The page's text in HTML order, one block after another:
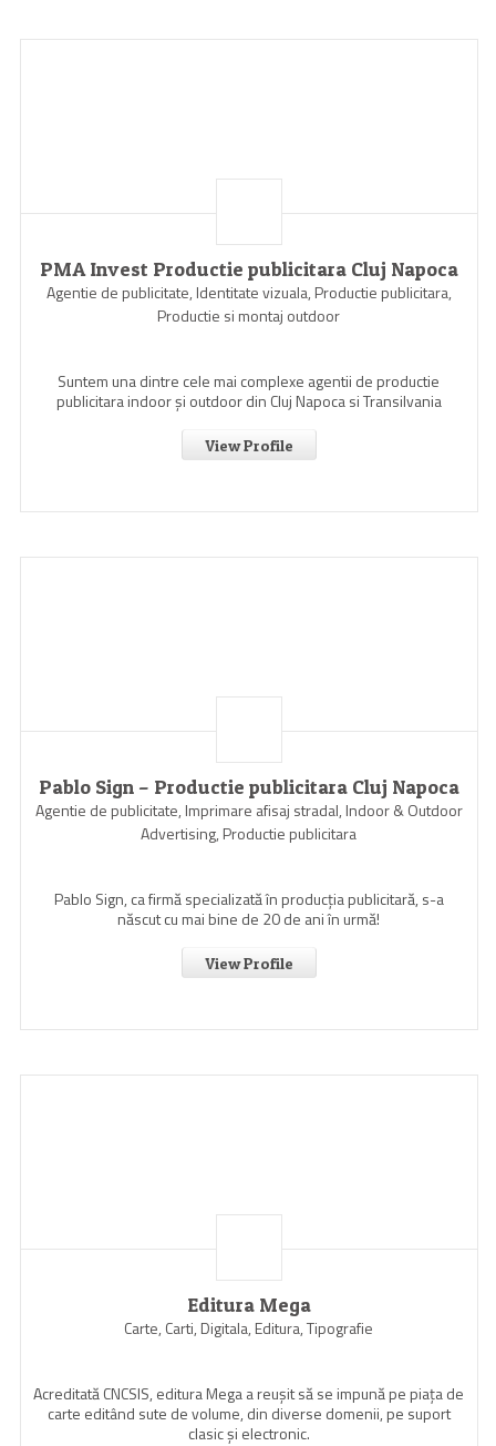
PMA Invest Productie publicitara Cluj Napoca
Agentie de publicitate, Identitate vizuala, Productie publicitara,
Productie si montaj outdoor
Suntem una dintre cele mai complexe agentii de productie
publicitara indoor şi outdoor din Cluj Napoca si Transilvania
View Profile
Pablo Sign – Productie publicitara Cluj Napoca
Agentie de publicitate, Imprimare afisaj stradal, Indoor & Outdoor
Advertising, Productie publicitara
Pablo Sign, ca firmă specializată în producția publicitară, s-a
născut cu mai bine de 20 de ani în urmă!
View Profile
Editura Mega
Carte, Carti, Digitala, Editura, Tipografie
Acreditată CNCSIS, editura Mega a reuşit să se impună pe piaţa de
carte editând sute de volume, din diverse domenii, pe suport
clasic şi electronic.